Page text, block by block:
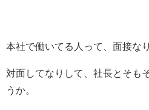
本社で働いてる人って、面接な
対面してなりして、社長とそも
うか。